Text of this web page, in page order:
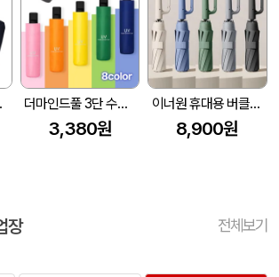
(55*8k) 더마인드풀 3단 수동 UV차단 거꾸로 양우산 색상 8종
3,380원
이너원 휴대용 버클형 10K 3단 자동 양우산 (UPF 50+)
8,900원
장 전체보기